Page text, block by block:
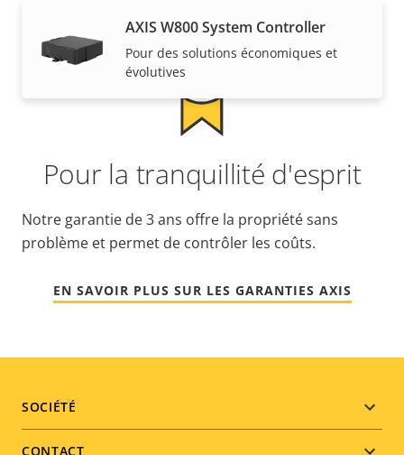
AXIS W800 System Controller
Pour des solutions économiques et
évolutives
Pour la tranquillité d'esprit
Notre garantie de 3 ans offre la propriété sans
problème et permet de contrôler les coûts.
EN SAVOIR PLUS SUR LES GARANTIES AXIS
Footer
SOCIÉTÉ
CONTACT